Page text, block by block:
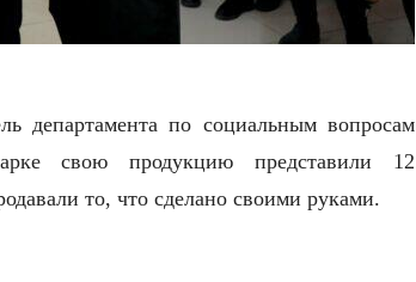
департамента по социальным вопросам
свою продукцию представили 12
то, что сделано своими руками.